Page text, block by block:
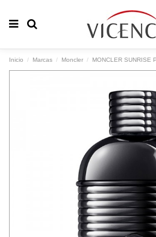
Inicio Marcas Moncler MONCLER SUNRISE